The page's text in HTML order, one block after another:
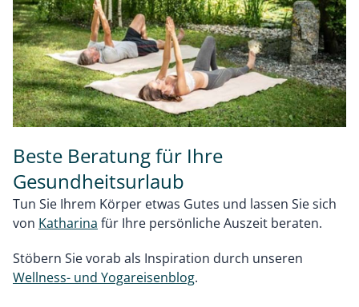
Beste Beratung für Ihre
Gesundheitsurlaub
Tun Sie Ihrem Körper etwas Gutes und lassen Sie sich
von Katharina für Ihre persönliche Auszeit beraten.
Stöbern Sie vorab als Inspiration durch unseren
Wellness- und Yogareisenblog.